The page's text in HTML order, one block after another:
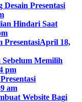
Desain Presentasi
Hindari Saat
PresentasiApril 18,
Memilih
pm
am
Website Bagi